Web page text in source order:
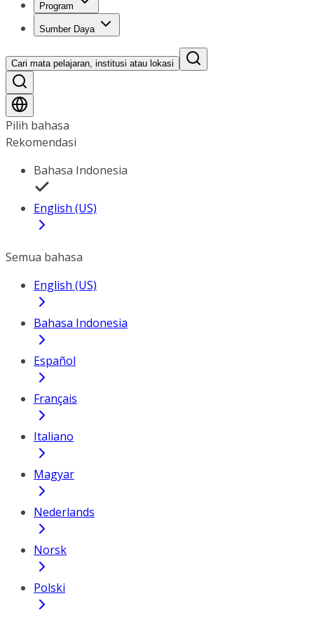
Program
Sumber Daya
Cari mata pelajaran, institusi atau lokasi
Pilih bahasa
Rekomendasi
Bahasa Indonesia
English (US)
Semua bahasa
English (US)
Bahasa Indonesia
Español
Français
Italiano
Magyar
Nederlands
Norsk
Polski